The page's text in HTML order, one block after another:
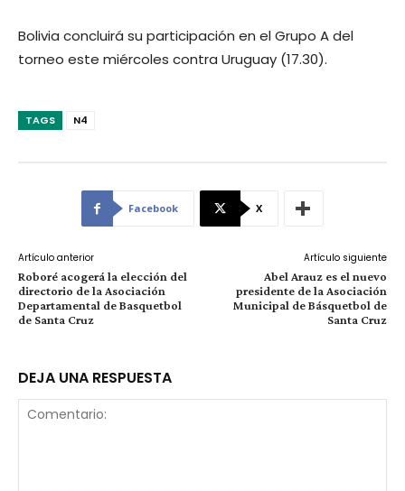
Bolivia concluirá su participación en el Grupo A del
torneo este miércoles contra Uruguay (17.30).
TAGS N4
Facebook X
Artículo anterior
Roboré acogerá la elección del
directorio de la Asociación
Departamental de Basquetbol
de Santa Cruz
Artículo siguiente
Abel Arauz es el nuevo
presidente de la Asociación
Municipal de Básquetbol de
Santa Cruz
DEJA UNA RESPUESTA